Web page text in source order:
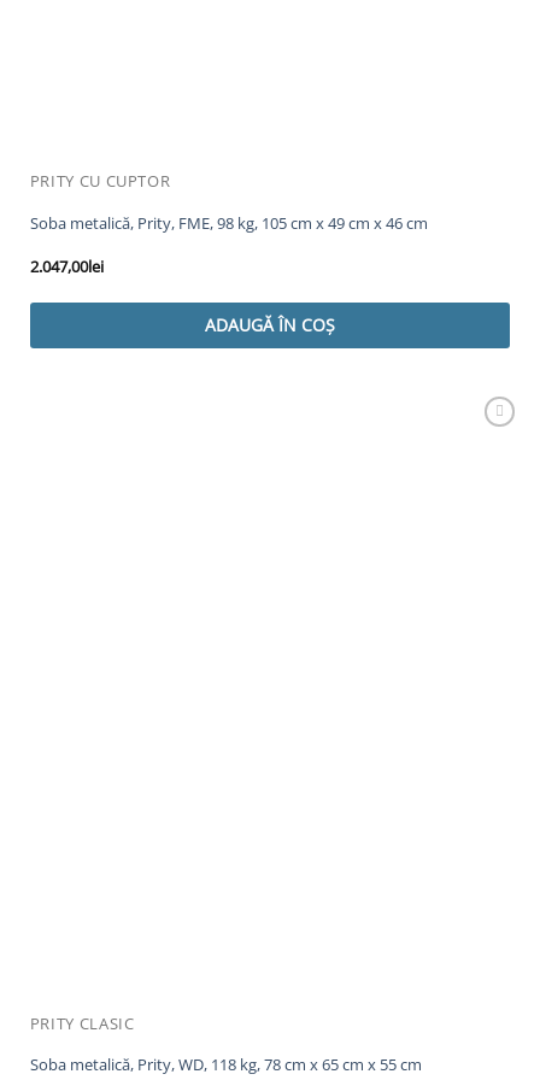
PRITY CU CUPTOR
Soba metalică, Prity, FME, 98 kg, 105 cm x 49 cm x 46 cm
2.047,00lei
ADAUGĂ ÎN COȘ
PRITY CLASIC
Soba metalică, Prity, WD, 118 kg, 78 cm x 65 cm x 55 cm